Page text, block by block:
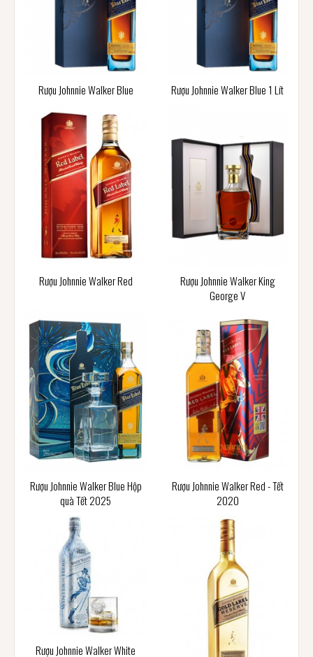
Rượu Johnnie Walker Blue Rượu Johnnie Walker Blue 1 Lít
Rượu Johnnie Walker Red
Rượu Johnnie Walker King
George V
Rượu Johnnie Walker Blue Hộp
quà Tết 2025
Rượu Johnnie Walker Red - Tết
2020
Rượu Johnnie Walker White